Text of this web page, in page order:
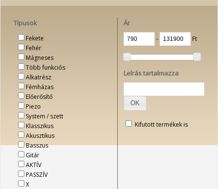
Típusok
Fekete
Fehér
Mágneses
Több funkciós
Alkatrész
Fémházas
Előerősítő
Piezo
System / szett
Klasszikus
Akusztikus
Basszus
Gitár
AKTÍV
PASSZÍV
X
Ár
‐ Ft
Leírás tartalmazza
OK
Kifutott termékek is